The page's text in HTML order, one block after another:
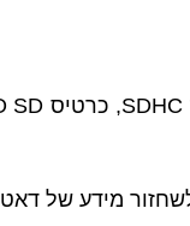
מידע של